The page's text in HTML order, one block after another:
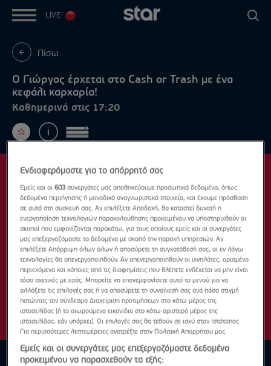
LIVE
Πίσω
Ο Γιώργος έρχεται στο Cash or Trash με ένα
κεφάλι καρχαρία!
Καθημερινά στις 17:20
Ενδιαφερόμαστε για το απόρρητό σας
Εμείς και οι603 συνεργάτες μας αποθηκεύουμε προσωπικά δεδομένα, όπως
δεδομένα περιήγησης ή μοναδικά αναγνωριστικά στοιχεία, και έχουμε πρόσβαση
σε αυτά στη συσκευή σας. Αν επιλέξετε Αποδοχή, θα καταστεί δυνατή η
ενεργοποίηση τεχνολογιών παρακολούθησης προκειμένου να υποστηριχθούν οι
σκοποί που εμφανίζονται παρακάτω, για τους οποίους εμείς και οι συνεργάτες
μας επεξεργαζόμαστε τα δεδομένα με σκοπό την παροχή υπηρεσιών. Αν
επιλέξετε Απόρριψη όλων όλων ή αποσύρετε τη συγκατάθεσή σας, οι εν λόγω
τεχνολογίες θα απενεργοποιηθούν. Αν απενεργοποιηθούν οι ιχνηλάτες, ορισμένο
περιεχόμενο και κάποιες από τις διαφημίσεις που βλέπετε ενδέχεται να μην είναι
τόσο σχετικές με εσάς. Μπορείτε να επανεμφανίσετε αυτό το μενού για να
αλλάξετε τις επιλογές σας ή να αποσύρετε τη συναίνεσή σας ανά πάσα στιγμή
πατώντας τον σύνδεσμο Διαχείριση προτιμήσεων στο κάτω μέρος της
ιστοσελίδας [ή το αιωρούμενο εικονίδιο στο κάτω αριστερό μέρος της
ιστοσελίδας, εάν υπάρχει]. Οι επιλογές σας θα τεθούν σε ισχύ στον Ιστότοπος.
Για περισσότερες λεπτομέρειες ανατρέξτε στην Πολιτική Απορρήτου μας.
Εμείς και οι συνεργάτες μας επεξεργαζόμαστε δεδομένα
προκειμένου να παρασχεθούν τα εξής: